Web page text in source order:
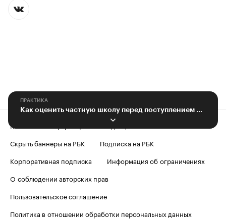
ПРАКТИКА
Контактная информация
Редакция
Скрыть баннеры на РБК
Подписка на РБК
Корпоративная подписка
Информация об ограничениях
О соблюдении авторских прав
Пользовательское соглашение
Политика в отношении обработки персональных данных